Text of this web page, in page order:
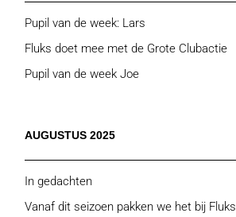
Pupil van de week: Lars
Fluks doet mee met de Grote Clubactie
Pupil van de week Joe
AUGUSTUS 2025
In gedachten
Vanaf dit seizoen pakken we het bij Fluks